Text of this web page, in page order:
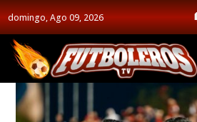
domingo, Ago 09, 2026